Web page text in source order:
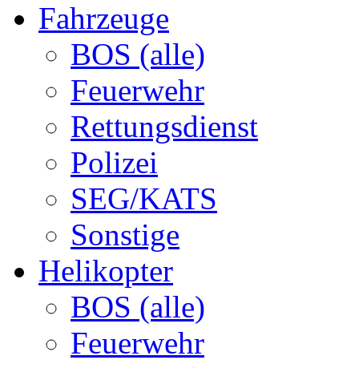
Fahrzeuge
BOS (alle)
Feuerwehr
Rettungsdienst
Polizei
SEG/KATS
Sonstige
Helikopter
BOS (alle)
Feuerwehr